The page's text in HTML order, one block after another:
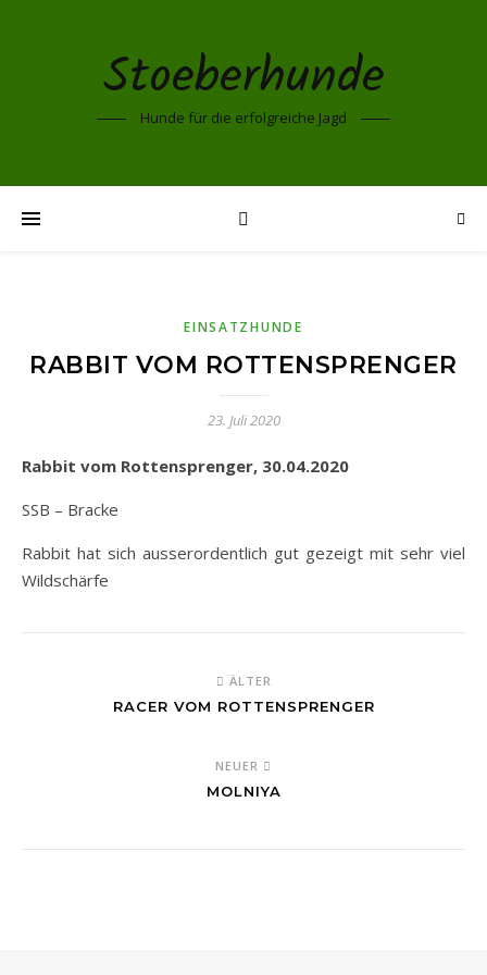
Stoeberhunde
Hunde für die erfolgreiche Jagd
EINSATZHUNDE
RABBIT VOM ROTTENSPRENGER
23. Juli 2020
Rabbit vom Rottensprenger, 30.04.2020
SSB – Bracke
Rabbit hat sich ausserordentlich gut gezeigt mit sehr viel
Wildschärfe
ÄLTER
RACER VOM ROTTENSPRENGER
NEUER
MOLNIYA